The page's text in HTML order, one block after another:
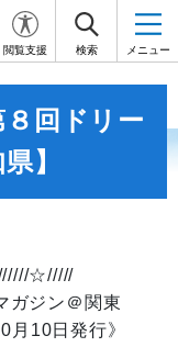
閲覧支援 検索 メニュー
８回ドリー
】
☆/////
ン＠関東
日発行》